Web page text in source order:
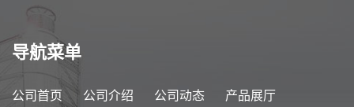
导航菜单
公司首页 公司介绍 公司动态 产品展厅